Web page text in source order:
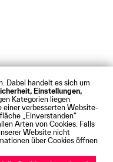
Dabei handelt es sich um
Einstellungen,
Kategorien liegen
einer verbesserten Website-
„Einverstanden“
Arten von Cookies. Falls
Website nicht
über Cookies öffnen
Barrierefreiheit
Webmail